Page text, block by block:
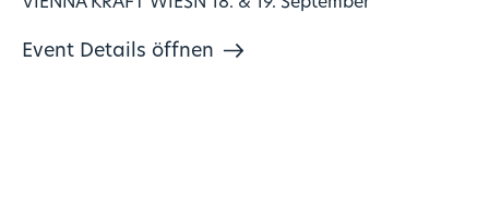
Event Details öffnen